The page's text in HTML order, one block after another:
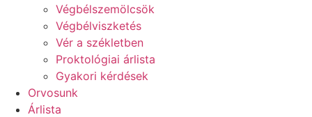
Végbélszemölcsök
Végbélviszketés
Vér a székletben
Proktológiai árlista
Gyakori kérdések
Orvosunk
Árlista